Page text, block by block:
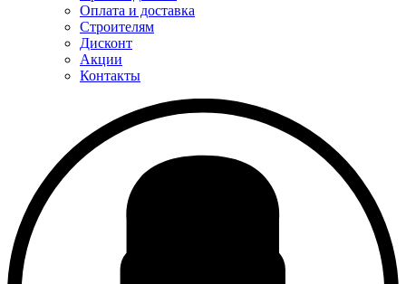
Оплата и доставка
Строителям
Дисконт
Акции
Контакты